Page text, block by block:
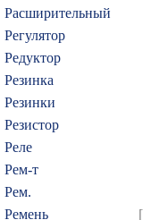
Расширительный
Регулятор
Редуктор
Резинка
Резинки
Резистор
Реле
Рем-т
Рем.
Ремень